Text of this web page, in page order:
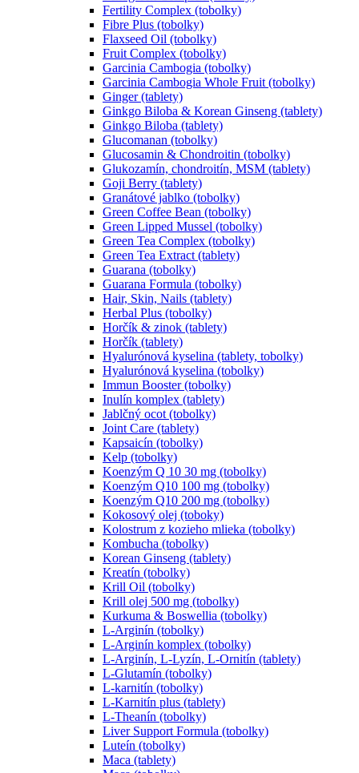
Fertility Complex (tobolky)
Fibre Plus (tobolky)
Flaxseed Oil (tobolky)
Fruit Complex (tobolky)
Garcinia Cambogia (tobolky)
Garcinia Cambogia Whole Fruit (tobolky)
Ginger (tablety)
Ginkgo Biloba & Korean Ginseng (tablety)
Ginkgo Biloba (tablety)
Glucomanan (tobolky)
Glucosamin & Chondroitin (tobolky)
Glukozamín, chondroitín, MSM (tablety)
Goji Berry (tablety)
Granátové jablko (tobolky)
Green Coffee Bean (tobolky)
Green Lipped Mussel (tobolky)
Green Tea Complex (tobolky)
Green Tea Extract (tablety)
Guarana (tobolky)
Guarana Formula (tobolky)
Hair, Skin, Nails (tablety)
Herbal Plus (tobolky)
Horčík & zinok (tablety)
Horčík (tablety)
Hyalurónová kyselina (tablety, tobolky)
Hyalurónová kyselina (tobolky)
Immun Booster (tobolky)
Inulín komplex (tablety)
Jablčný ocot (tobolky)
Joint Care (tablety)
Kapsaicín (tobolky)
Kelp (tobolky)
Koenzým Q 10 30 mg (tobolky)
Koenzým Q10 100 mg (tobolky)
Koenzým Q10 200 mg (tobolky)
Kokosový olej (toboky)
Kolostrum z kozieho mlieka (tobolky)
Kombucha (tobolky)
Korean Ginseng (tablety)
Kreatín (tobolky)
Krill Oil (tobolky)
Krill olej 500 mg (tobolky)
Kurkuma & Boswellia (tobolky)
L-Arginín (tobolky)
L-Arginín komplex (tobolky)
L-Arginín, L-Lyzín, L-Ornitín (tablety)
L-Glutamín (tobolky)
L-karnitín (tobolky)
L-Karnitín plus (tablety)
L-Theanín (tobolky)
Liver Support Formula (tobolky)
Luteín (tobolky)
Maca (tablety)